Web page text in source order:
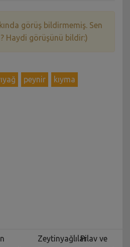
görüş bildirmemiş. Sen
Haydi görüşünü bildir:)
peynir
kıyma
ZeytinyağlılarPilav ve